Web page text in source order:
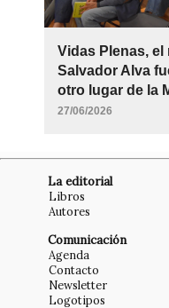
Vidas Plenas,
Salvador Alva
otro lugar de la
27/06/2026
La editorial
Libros
Autores
Comunicación
Agenda
Contacto
Newsletter
Logotipos